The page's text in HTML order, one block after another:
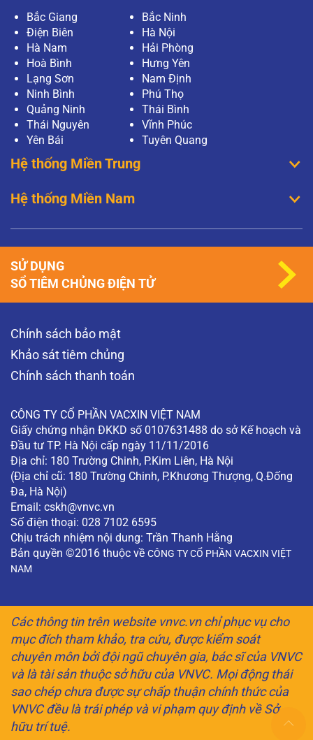
Bắc Giang
Bắc Ninh
Điện Biên
Hà Nội
Hà Nam
Hải Phòng
Hoà Bình
Hưng Yên
Lạng Sơn
Nam Định
Ninh Bình
Phú Thọ
Quảng Ninh
Thái Bình
Thái Nguyên
Vĩnh Phúc
Yên Bái
Tuyên Quang
Hệ thống Miền Trung
Hệ thống Miền Nam
Chính sách bảo mật
Khảo sát tiêm chủng
Chính sách thanh toán
CÔNG TY CỔ PHẦN VACXIN VIỆT NAM
Giấy chứng nhận ĐKKD số 0107631488 do sở Kế hoạch và
Đầu tư TP. Hà Nội cấp ngày 11/11/2016
Địa chỉ: 180 Trường Chinh, P.Kim Liên, Hà Nội
(Địa chỉ cũ: 180 Trường Chinh, P.Khương Thượng, Q.Đống
Đa, Hà Nội)
Email: cskh@vnvc.vn
Số điện thoại: 028 7102 6595
Chịu trách nhiệm nội dung: Trần Thanh Hằng
Bản quyền ©2016 thuộc về CÔNG TY CỔ PHẦN VACXIN VIỆT
NAM
SỬ DỤNG
SỔ TIÊM CHỦNG ĐIỆN TỬ
Các thông tin trên website vnvc.vn chỉ phục vụ cho
mục đích tham khảo, tra cứu, được kiểm soát
chuyên môn bởi đội ngũ chuyên gia, bác sĩ của VNVC
và là tài sản thuộc sở hữu của VNVC. Mọi động thái
sao chép chưa được sự chấp thuận chính thức của
VNVC đều là trái phép và vi phạm quy định về Sở
hữu trí tuệ.